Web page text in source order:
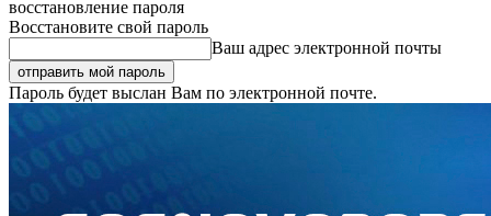
восстановление пароля
Восстановите свой пароль
Ваш адрес электронной почты
Пароль будет выслан Вам по электронной почте.